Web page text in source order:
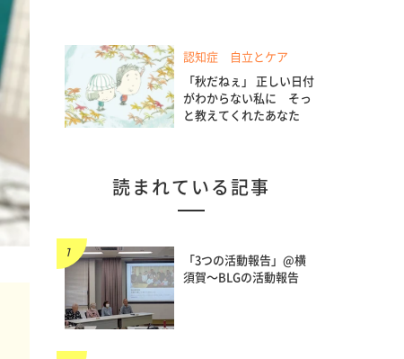
認知症 自立とケア
「秋だねぇ」 正しい日付
がわからない私に そっ
と教えてくれたあなた
読まれている記事
「3つの活動報告」@横
須賀～BLGの活動報告